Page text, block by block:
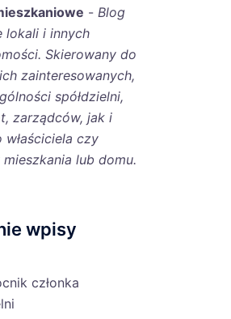
- Blog
lokali i innych
Skierowany do
zainteresowanych,
spółdzielni,
zarządców, jak i
właściciela czy
lub domu.
wpisy
członka